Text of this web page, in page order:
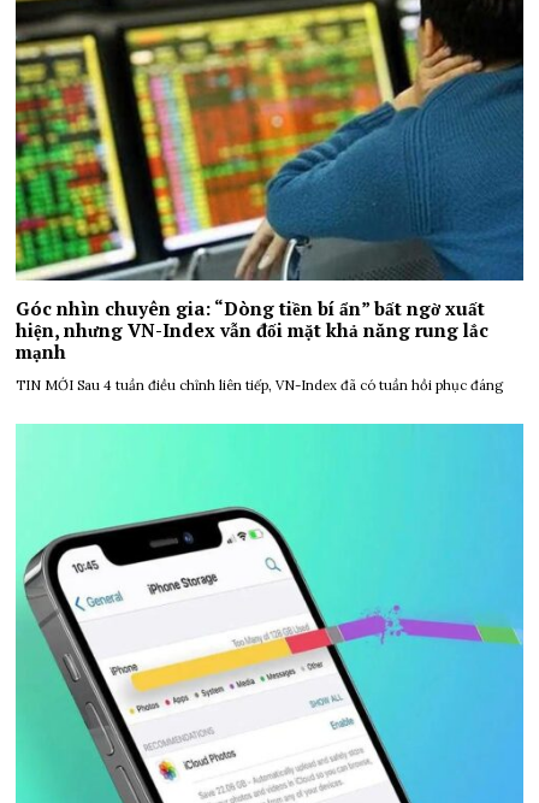
Góc nhìn chuyên gia: “Dòng tiền bí ẩn” bất ngờ xuất
hiện, nhưng VN-Index vẫn đối mặt khả năng rung lắc
mạnh
TIN MỚI Sau 4 tuần điều chỉnh liên tiếp, VN-Index đã có tuần hồi phục đáng